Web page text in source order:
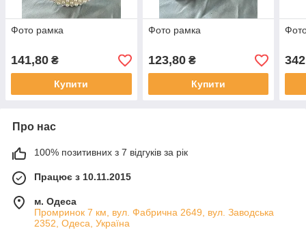
Фото рамка
141,80 ₴
Купити
Фото рамка
123,80₴
Купити
342
Про нас
100% позитивних з 7 відгуків за рік
Працює з 10.11.2015
м. Одеса
Промринок 7 км, вул. Фабрична 2649, вул. Заводська
2352, Одеса, Україна